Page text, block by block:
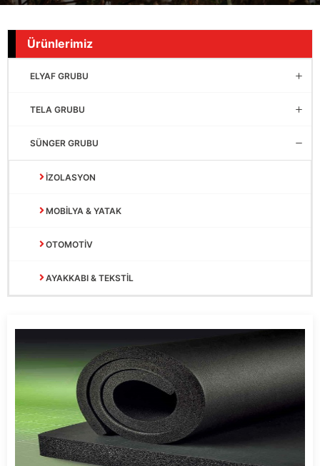
Ürünlerimiz
ELYAF GRUBU
TELA GRUBU
SÜNGER GRUBU
İZOLASYON
MOBİLYA & YATAK
OTOMOTİV
AYAKKABI & TEKSTİL